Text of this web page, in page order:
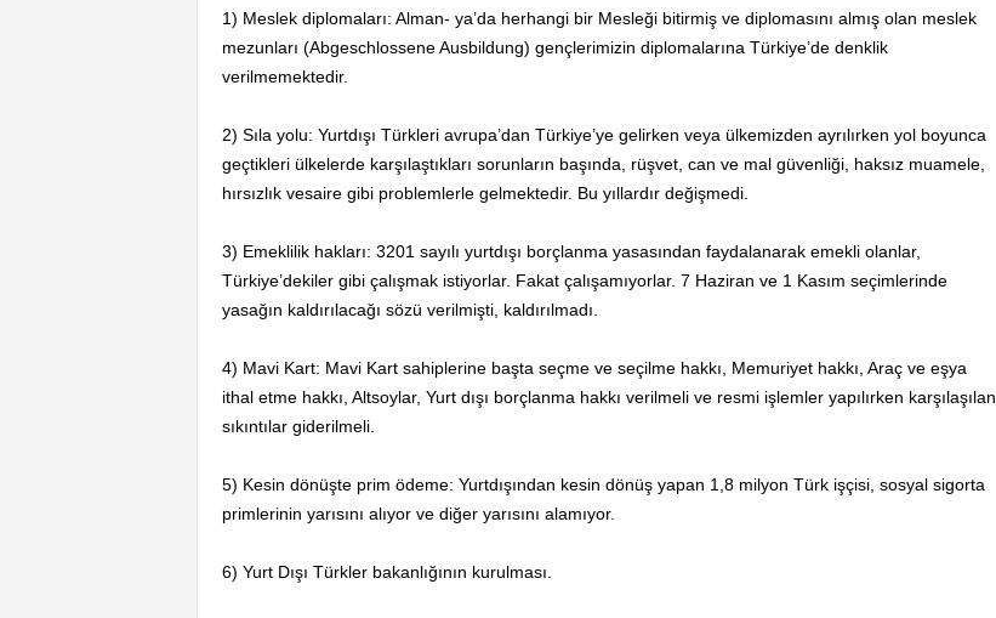
1) Meslek diplomaları: Alman- ya’da herhangi bir Mesleği bitirmiş ve diplomasını almış olan meslek
mezunları (Abgeschlossene Ausbildung) gençlerimizin diplomalarına Türkiye’de denklik
verilmemektedir.
2) Sıla yolu: Yurtdışı Türkleri avrupa’dan Türkiye’ye gelirken veya ülkemizden ayrılırken yol boyunca
geçtikleri ülkelerde karşılaştıkları sorunların başında, rüşvet, can ve mal güvenliği, haksız muamele,
hırsızlık vesaire gibi problemlerle gelmektedir. Bu yıllardır değişmedi.
3) Emeklilik hakları: 3201 sayılı yurtdışı borçlanma yasasından faydalanarak emekli olanlar,
Türkiye’dekiler gibi çalışmak istiyorlar. Fakat çalışamıyorlar. 7 Haziran ve 1 Kasım seçimlerinde
yasağın kaldırılacağı sözü verilmişti, kaldırılmadı.
4) Mavi Kart: Mavi Kart sahiplerine başta seçme ve seçilme hakkı, Memuriyet hakkı, Araç ve eşya
ithal etme hakkı, Altsoylar, Yurt dışı borçlanma hakkı verilmeli ve resmi işlemler yapılırken karşılaşılan
sıkıntılar giderilmeli.
5) Kesin dönüşte prim ödeme: Yurtdışından kesin dönüş yapan 1,8 milyon Türk işçisi, sosyal sigorta
primlerinin yarısını alıyor ve diğer yarısını alamıyor.
6) Yurt Dışı Türkler bakanlığının kurulması.